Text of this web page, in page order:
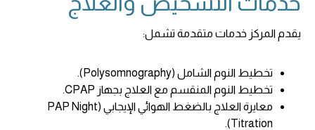
يقدم المركز خدمات متقدمة تشمل:
تخطيط النوم الشامل (Polysomnography).
تخطيط النوم المنقسم مع العلاج بجهاز CPAP.
معايرة العلاج بالضغط الهوائي الإيجابي (PAP Night
Titration).